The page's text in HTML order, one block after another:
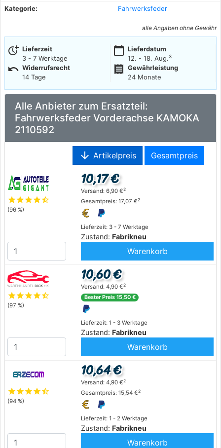
Kategorie:
Fahrwerksfeder
alle Angaben ohne Gewähr
more_time Lieferzeit
3 - 7 Werktage
calendar_today Lieferdatum
12. - 18. Aug.3
undo Widerrufsrecht
14 Tage
receipt
Gewährleistung
24 Monate
Alle Anbieter zum Ersatzteil:
Fahrwerksfeder Vorderachse KAMOKA
2110592
arrow_downward Artikelpreis Gesamtpreis
starstarstarstarstar_half
(96 %)
Lieferzeit: 3 - 7 Werktage
Zustand: Fabrikneu
10,17 €
Versand: 6,90 €2
Gesamtpreis: 17,07 €2
Warenkorb
starstarstarstarstar_half
(97 %)
Lieferzeit: 1 - 3 Werktage
Zustand: Fabrikneu
10,60 €
Versand: 4,90 €2
Bester Preis 15,50 €
Warenkorb
starstarstarstarstar_half
(94 %)
Lieferzeit: 1 - 2 Werktage
Zustand: Fabrikneu
10,64 €
Versand: 4,90 €2
Gesamtpreis: 15,54 €2
Warenkorb